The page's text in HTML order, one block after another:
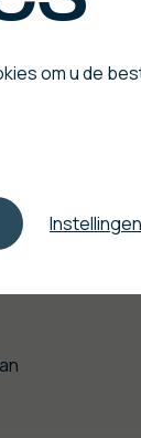
om u de
Instellingen